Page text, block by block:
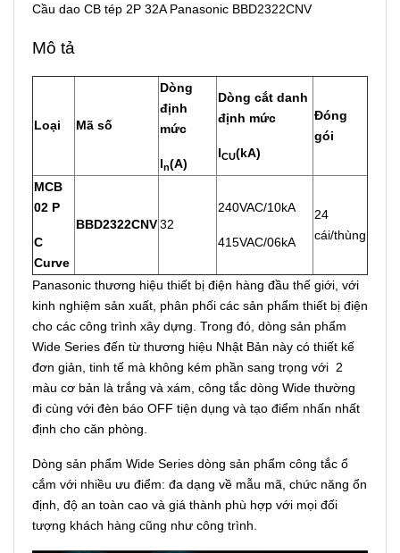
Cầu dao CB tép 2P 32A Panasonic BBD2322CNV
Mô tả
Loại Mã số
Dòng
định
mức
ln(A)
Dòng cắt danh
định mức
lCU(kA)
Đóng
gói
MCB
02 P
C
Curve
BBD2322CNV32
240VAC/10kA
415VAC/06kA
24
cái/thùng
Panasonic thương hiệu thiết bị điện hàng đầu thế giới, với
kinh nghiệm sản xuất, phân phối các sản phẩm thiết bị điện
cho các công trình xây dựng. Trong đó, dòng sản phẩm
Wide Series đến từ thương hiệu Nhật Bản này có thiết kế
đơn giản, tinh tế mà không kém phần sang trọng với 2
màu cơ bản là trắng và xám, công tắc dòng Wide thường
đi cùng với đèn báo OFF tiện dụng và tạo điểm nhấn nhất
định cho căn phòng.
Dòng sản phẩm Wide Series dòng sản phẩm công tắc ổ
cắm với nhiều ưu điểm: đa dạng về mẫu mã, chức năng ổn
định, độ an toàn cao và giá thành phù hợp với mọi đối
tượng khách hàng cũng như công trình.